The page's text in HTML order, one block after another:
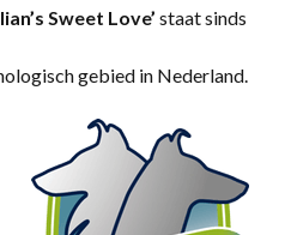
Sweet Love’ staat sinds
gebied in Nederland.